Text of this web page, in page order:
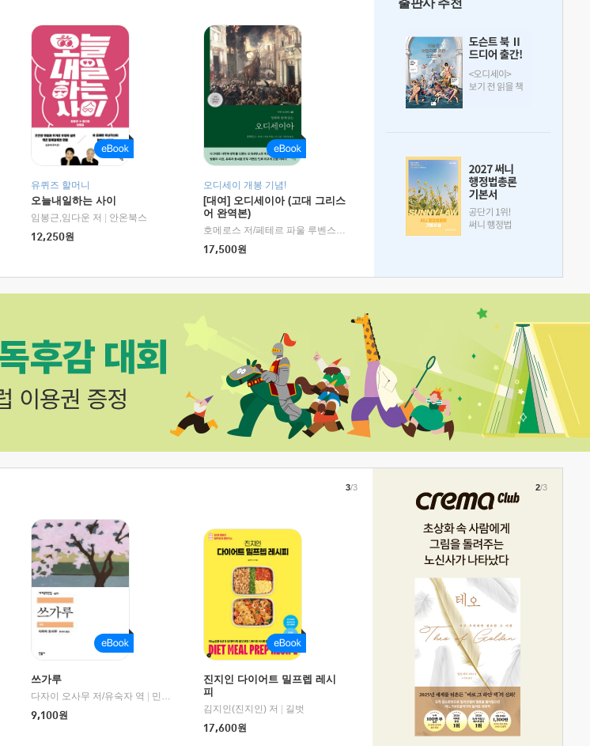
유퀴즈 할머니
오늘내일하는 사이
임봉근,임다운 저
안온북스
12,250원
오디세이 개봉 기념!
[대여] 오디세이아 (고대 그리스
어 완역본)
호메로스 저/페테르 파울 루벤스 그림/박문재 역
현대지성
17,500원
출판사 추천
쓰가루
다자이 오사무 저/유숙자 역
민음사
9,100원
진지인 다이어트 밀프렙 레시
피
김지인(진지인) 저
길벗
17,600원
3/3 2/3